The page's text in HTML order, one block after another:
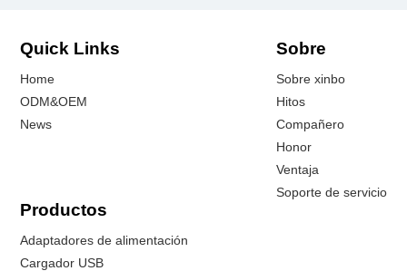
Quick Links
Home
ODM&OEM
News
Sobre
Sobre xinbo
Hitos
Compañero
Honor
Ventaja
Soporte de servicio
Productos
Adaptadores de alimentación
Cargador USB